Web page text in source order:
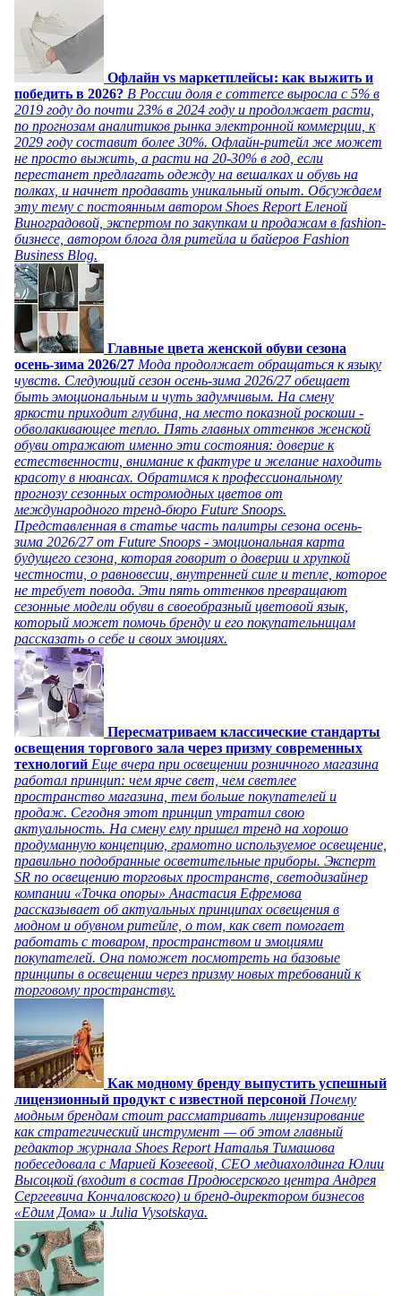
Офлайн vs маркетплейсы: как выжить и
победить в 2026? В России доля e commerce выросла с 5% в
2019 году до почти 23% в 2024 году и продолжает расти,
по прогнозам аналитиков рынка электронной коммерции, к
2029 году составит более 30%. Офлайн-ритейл же может
не просто выжить, а расти на 20-30% в год, если
перестанет предлагать одежду на вешалках и обувь на
полках, и начнет продавать уникальный опыт. Обсуждаем
эту тему с постоянным автором Shoes Report Еленой
Виноградовой, экспертом по закупкам и продажам в fashion-
бизнесе, автором блога для ритейла и байеров Fashion
Business Blog.
Главные цвета женской обуви сезона
осень-зима 2026/27 Мода продолжает обращаться к языку
чувств. Следующий сезон осень-зима 2026/27 обещает
быть эмоциональным и чуть задумчивым. На смену
яркости приходит глубина, на место показной роскоши -
обволакивающее тепло. Пять главных оттенков женской
обуви отражают именно эти состояния: доверие к
естественности, внимание к фактуре и желание находить
красоту в нюансах. Обратимся к профессиональному
прогнозу сезонных остромодных цветов от
международного тренд-бюро Future Snoops.
Представленная в статье часть палитры сезона осень-
зима 2026/27 от Future Snoops - эмоциональная карта
будущего сезона, которая говорит о доверии и хрупкой
честности, о равновесии, внутренней силе и тепле, которое
не требует повода. Эти пять оттенков превращают
сезонные модели обуви в своеобразный цветовой язык,
который может помочь бренду и его покупательницам
рассказать о себе и своих эмоциях.
Пересматриваем классические стандарты
освещения торгового зала через призму современных
технологий Еще вчера при освещении розничного магазина
работал принцип: чем ярче свет, чем светлее
пространство магазина, тем больше покупателей и
продаж. Сегодня этот принцип утратил свою
актуальность. На смену ему пришел тренд на хорошо
продуманную концепцию, грамотно используемое освещение,
правильно подобранные осветительные приборы. Эксперт
SR по освещению торговых пространств, светодизайнер
компании «Точка опоры» Анастасия Ефремова
рассказывает об актуальных принципах освещения в
модном и обувном ритейле, о том, как свет помогает
работать с товаром, пространством и эмоциями
покупателей. Она поможет посмотреть на базовые
принципы в освещении через призму новых требований к
торговому пространству.
Как модному бренду выпустить успешный
лицензионный продукт с известной персоной Почему
модным брендам стоит рассматривать лицензирование
как стратегический инструмент — об этом главный
редактор журнала Shoes Report Наталья Тимашова
побеседовала с Марией Козеевой, СЕО медиахолдинга Юлии
Высоцкой (входит в состав Продюсерского центра Андрея
Сергеевича Кончаловского) и бренд-директором бизнесов
«Едим Дома» и Julia Vysotskaya.